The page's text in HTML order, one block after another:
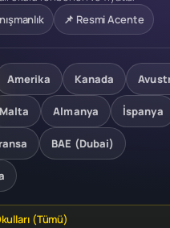
📌 Resmi Acente
Amerika Kanada
Malta Almanya İspanya
BAE (Dubai)
(Tümü)